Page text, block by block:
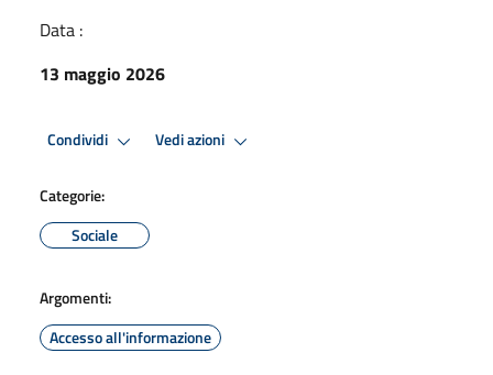
Data :
13 maggio 2026
Condividi Vedi azioni
Categorie:
Sociale
Argomenti:
Accesso all'informazione